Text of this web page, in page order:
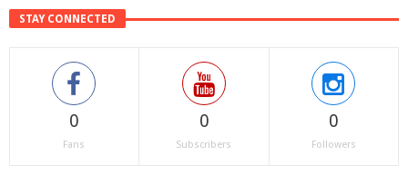
STAY CONNECTED
0
Fans
0
Subscribers
0
Followers